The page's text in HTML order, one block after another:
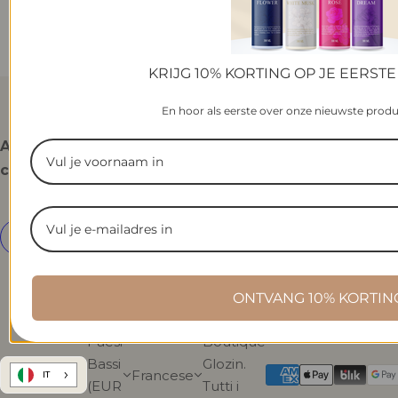
Assistere i
clienti
Menu
principale
Servizio
Iscriviti alla
IT
Paesi
Bassi
(EUR
Francese
© 2024
Boutique
Glozin.
Tutti i
KRIJG 10% KORTING OP JE
En hoor als eerste over onze nieuwste
ONTVANG 10%